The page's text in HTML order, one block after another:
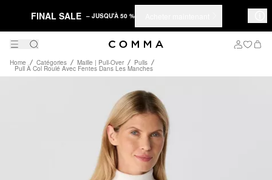
FINAL SALE – JUSQU'À 50 %
Home Catégories Maille | Pull-Over Pulls
Pull À Col Roulé Avec Fentes Dans Les Manches